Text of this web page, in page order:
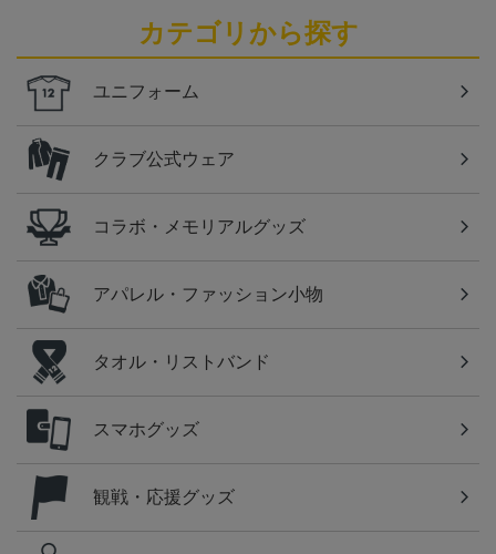
カテゴリから探す
ユニフォーム
クラブ公式ウェア
コラボ・メモリアルグッズ
アパレル・ファッション小物
タオル・リストバンド
スマホグッズ
観戦・応援グッズ